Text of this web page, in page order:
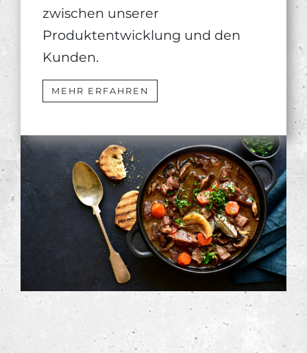
zwischen unserer
Produktentwicklung und den
Kunden.
MEHR ERFAHREN